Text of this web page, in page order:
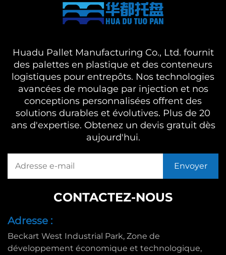
Huadu Pallet Manufacturing Co., Ltd. fournit
des palettes en plastique et des conteneurs
logistiques pour entrepôts. Nos technologies
avancées de moulage par injection et nos
conceptions personnalisées offrent des
solutions durables et évolutives. Plus de 20
ans d'expertise. Obtenez un devis gratuit dès
aujourd'hui.
CONTACTEZ-NOUS
Adresse :
Beckart West Industrial Park, Zone de
développement économique et technologique,